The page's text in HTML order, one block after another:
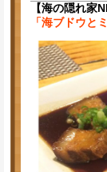
【海の隠れ家
「海ブドウと